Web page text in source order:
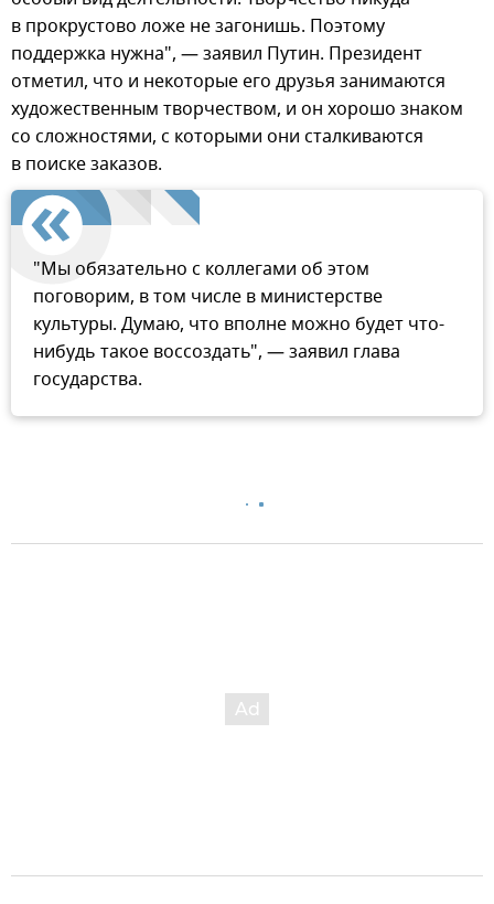
в прокрустово ложе не загонишь. Поэтому
поддержка нужна", — заявил Путин. Президент
отметил, что и некоторые его друзья занимаются
художественным творчеством, и он хорошо знаком
со сложностями, с которыми они сталкиваются
в поиске заказов.
"Мы обязательно с коллегами об этом
поговорим, в том числе в министерстве
культуры. Думаю, что вполне можно будет что-
нибудь такое воссоздать", — заявил глава
государства.